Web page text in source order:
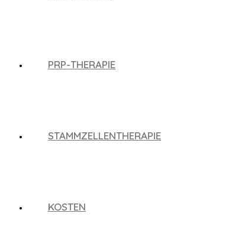
PRP-THERAPIE
STAMMZELLENTHERAPIE
KOSTEN